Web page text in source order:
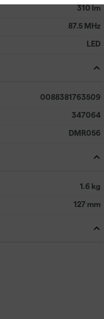
310 lm
87.5 MHz
LED
0088381763509
347064
DMR056
1.6 kg
127 mm